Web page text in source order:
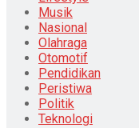
Musik
Nasional
Olahraga
Otomotif
Pendidikan
Peristiwa
Politik
Teknologi